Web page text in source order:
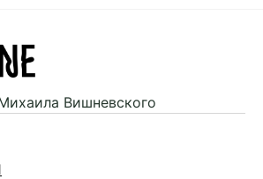
Вишневского